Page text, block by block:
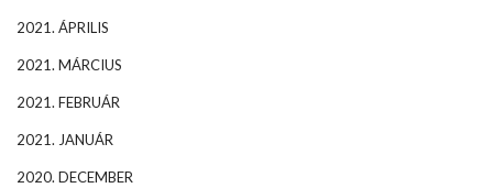
2021. ÁPRILIS
2021. MÁRCIUS
2021. FEBRUÁR
2021. JANUÁR
2020. DECEMBER